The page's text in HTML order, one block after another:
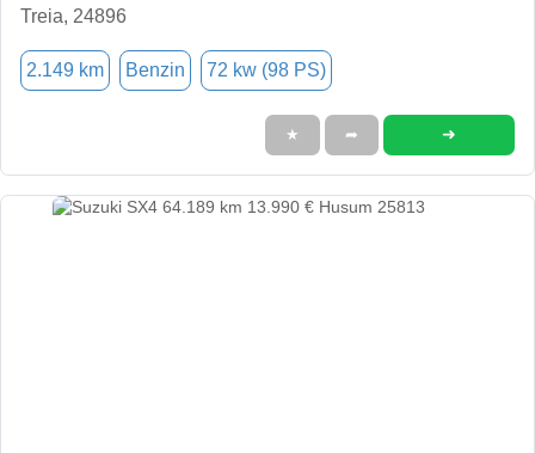
Treia, 24896
2.149 km Benzin 72 kw (98 PS)
★ ➦ ➜